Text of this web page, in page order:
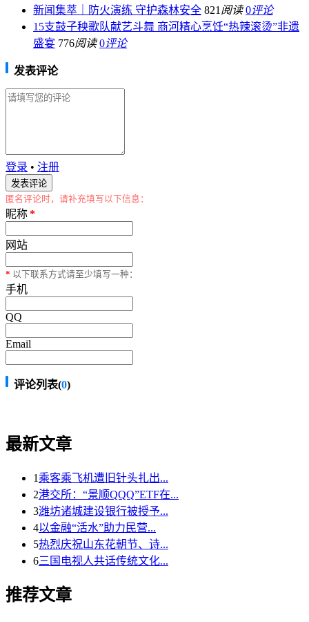
新闻集萃｜防火演练 守护森林安全 821 阅读 0评论
15支鼓子秧歌队献艺斗舞 商河精心烹饪“热辣滚烫”非遗
盛宴 776阅读 0评论
发表评论
登录 • 注册
匿名评论时，请补充填写以下信息：
昵称*
网站
* 以下联系方式请至少填写一种：
手机
QQ
Email
评论列表(0)
最新文章
1 乘客乘飞机遭旧针头扎出...
2港交所：“景顺QQQ”ETF在...
3潍坊诸城建设银行被授予...
4以金融“活水”助力民营...
5热烈庆祝山东花朝节、诗...
6三国电视人共话传统文化...
推荐文章